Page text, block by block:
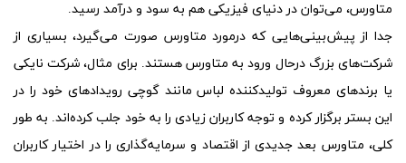
متاورس، می‌توان در دنیای فیزیکی هم به سود و درآمد رسید.
جدا از پیش‌بینی‌هایی که درمورد متاورس صورت می‌گیرد، بسیاری از
شرکت‌های بزرگ درحال ورود به متاورس هستند. برای مثال، شرکت نایکی
یا برندهای معروف تولیدکننده لباس مانند گوچی رویدادهای خود را در
این بستر برگزار کرده‌ و توجه کاربران زیادی را به خود جلب کرده‌اند. به طور
کلی، متاورس بعد جدیدی از اقتصاد و سرمایه‌گذاری را در اختیار کاربران